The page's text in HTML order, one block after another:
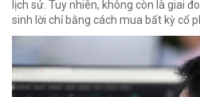
lịch sử. Tuy nhiên, không còn là giai
sinh lời chỉ bằng cách mua bất kỳ cổ